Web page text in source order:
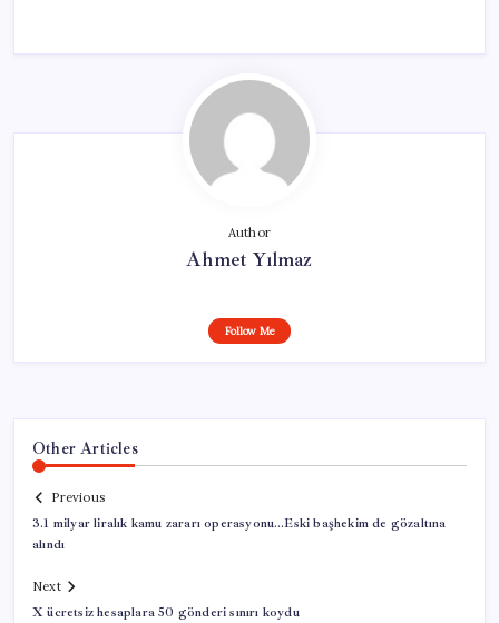
Author
Ahmet Yılmaz
Follow Me
Other Articles
Previous
3.1 milyar liralık kamu zararı operasyonu…Eski başhekim de gözaltına
alındı
Next
X ücretsiz hesaplara 50 gönderi sınırı koydu